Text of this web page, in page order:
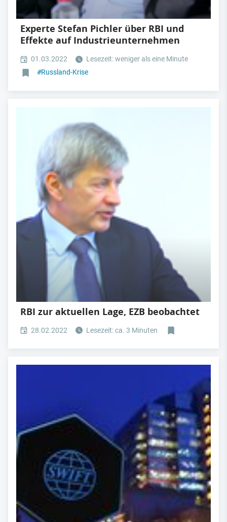
Experte Stefan Pichler über RBI und
Effekte auf Industrieunternehmen
01.03.2022
Lesezeit: weniger als eine Minute
#Russland-Krise
RBI zur aktuellen Lage, EZB beobachtet
28.02.2022 Lesezeit: ca. 3 Minuten